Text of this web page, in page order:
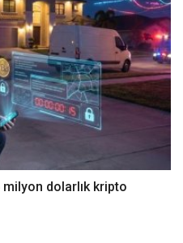
dolarlık kripto